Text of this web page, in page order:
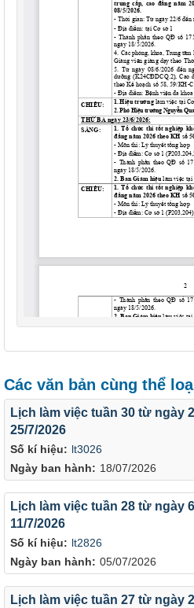
Các văn bản cùng thể
Số kí hiệu: lt3026
Ngày ban hành: 18/07/2026
Lịch làm việc tuần 30 từ ngày
25/7/2026
Số kí hiệu: lt2826
Ngày ban hành: 05/07/2026
Lịch làm việc tuần 28 từ ngày
11/7/2026
Lịch làm việc tuần 27 từ ngày